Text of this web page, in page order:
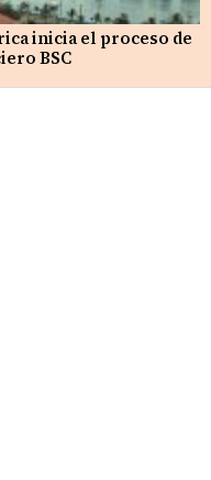
inicia el proceso de
BSC